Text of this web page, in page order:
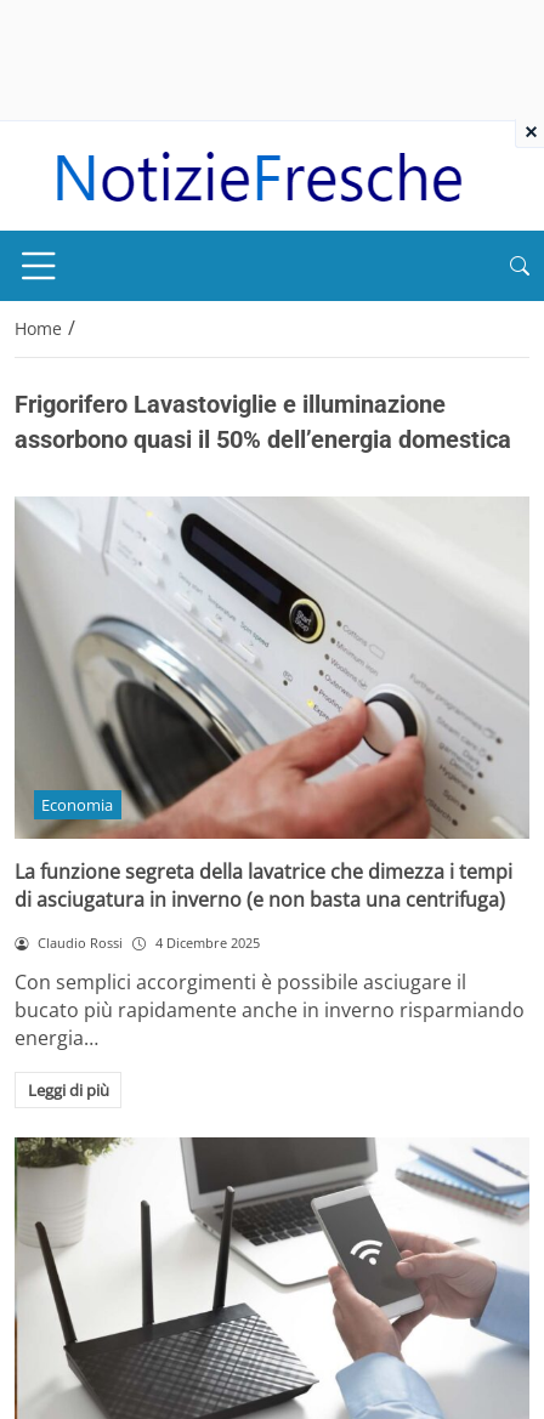
Home /
Frigorifero Lavastoviglie e illuminazione
assorbono quasi il 50% dell’energia domestica
Economia
La funzione segreta della lavatrice che dimezza i tempi
di asciugatura in inverno (e non basta una centrifuga)
Claudio Rossi 4 Dicembre 2025
Con semplici accorgimenti è possibile asciugare il
bucato più rapidamente anche in inverno risparmiando
energia…
Leggi di più
×